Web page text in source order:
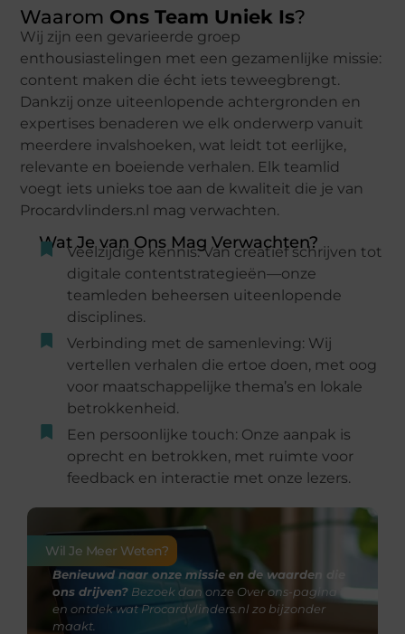
Waarom Ons Team Uniek Is?
Wij zijn een gevarieerde groep
enthousiastelingen met een gezamenlijke missie:
content maken die écht iets teweegbrengt.
Dankzij onze uiteenlopende achtergronden en
expertises benaderen we elk onderwerp vanuit
meerdere invalshoeken, wat leidt tot eerlijke,
relevante en boeiende verhalen. Elk teamlid
voegt iets unieks toe aan de kwaliteit die je van
Procardvlinders.nl mag verwachten.
Wat Je van Ons Mag Verwachten?
Veelzijdige kennis: Van creatief schrijven tot
digitale contentstrategieën—onze
teamleden beheersen uiteenlopende
disciplines.
Verbinding met de samenleving: Wij
vertellen verhalen die ertoe doen, met oog
voor maatschappelijke thema’s en lokale
betrokkenheid.
Een persoonlijke touch: Onze aanpak is
oprecht en betrokken, met ruimte voor
feedback en interactie met onze lezers.
Wil Je Meer Weten?
Benieuwd naar onze missie en de waarden die
ons drijven?Bezoek dan onze Over ons-pagina
en ontdek wat Procardvlinders.nl zo bijzonder
maakt.